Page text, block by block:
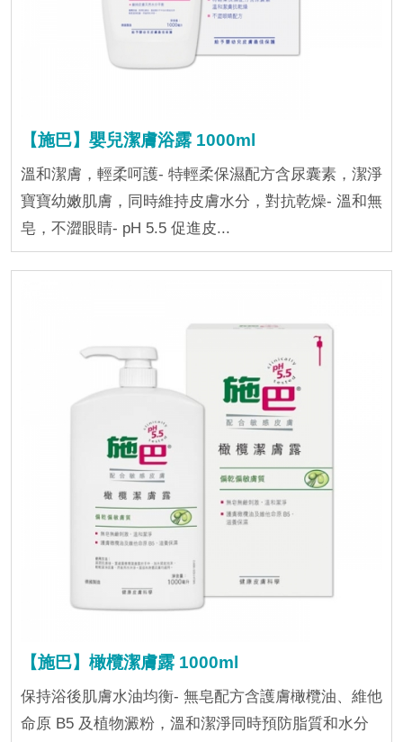
【施巴】嬰兒潔膚浴露 1000ml
溫和潔膚，輕柔呵護- 特輕柔保濕配方含尿囊素，潔淨
寶寶幼嫩肌膚，同時維持皮膚水分，對抗乾燥- 溫和無
皂，不澀眼睛- pH 5.5 促進皮...
【施巴】橄欖潔膚露 1000ml
保持浴後肌膚水油均衡- 無皂配方含護膚橄欖油、維他
命原 B5 及植物澱粉，溫和潔淨同時預防脂質和水分